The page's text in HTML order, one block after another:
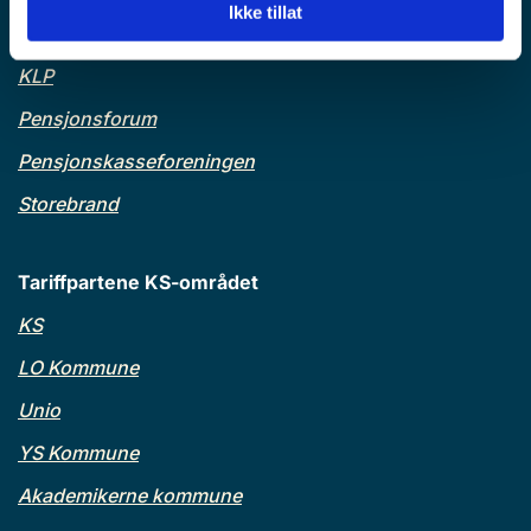
Ikke tillat
Finans Norge
KLP
Pensjonsforum
Pensjonskasseforeningen
Storebrand
Tariffpartene KS-området
KS
LO Kommune
Unio
YS Kommune
Akademikerne kommune